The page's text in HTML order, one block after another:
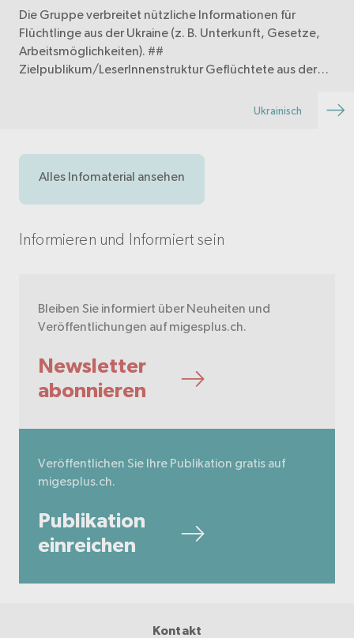
Die Gruppe verbreitet nützliche Informationen für
Flüchtlinge aus der Ukraine (z. B. Unterkunft, Gesetze,
Arbeitsmöglichkeiten). ##
Zielpublikum/LeserInnenstruktur Geflüchtete aus der
Ukrainisch
Alles Infomaterial ansehen
Informieren und Informiert sein
Bleiben Sie informiert über Neuheiten und
Veröffentlichungen auf migesplus.ch.
Newsletter
abonnieren
Veröffentlichen Sie Ihre Publikation gratis auf
migesplus.ch.
Publikation
einreichen
Kontakt